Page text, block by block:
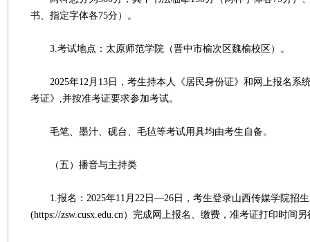
书、指定字体各75分）。
3.考试地点：太原师范学院（晋中市榆次区魏榆校区）。
2025年12月13日，考生持本人《居民身份证》和网上报名系
考证》,并按准考证要求参加考试。
毛笔、墨汁、砚台、毛毡等考试用具均由考生自备。
（五）播音与主持类
1.报名：2025年11月22日—26日，考生登录山西传媒学院招
(https://zsw.cusx.edu.cn）完成网上报名、缴费，准考证打印时间